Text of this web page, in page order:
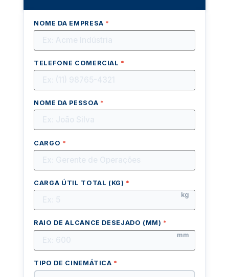
NOME DA EMPRESA *
TELEFONE COMERCIAL *
NOME DA PESSOA *
CARGO *
CARGA ÚTIL TOTAL (KG) *
kg
RAIO DE ALCANCE DESEJADO (MM) *
mm
TIPO DE CINEMÁTICA *